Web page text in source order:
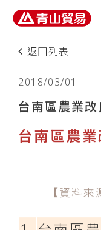
返回列表
2018/03/01
台南區農業
台南區農
【資料